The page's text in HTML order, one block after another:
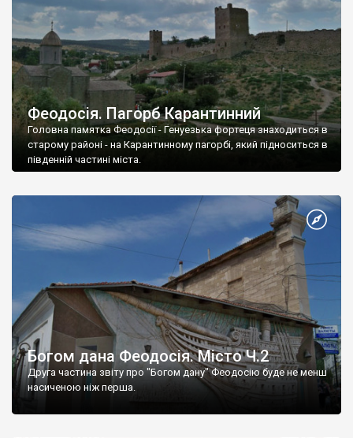
Феодосія. Пагорб Карантинний
Головна памятка Феодосії - Генуезька фортеця знаходиться в
старому районі - на Карантинному пагорбі, який підноситься в
південній частині міста.
Богом дана Феодосія. Місто Ч.2
Друга частина звіту про "Богом дану" Феодосію буде не менш
насиченою ніж перша.